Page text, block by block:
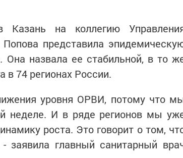
на коллегию
представила
Она назвала ее стабильной, в то
74 регионах России.
уровня ОРВИ, потому что
неделе. И в ряде регионов мы
роста. Это говорит о том,
главный санитарный